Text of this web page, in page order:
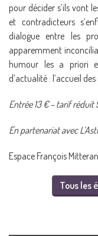
pour décider s’ils vont
et contradicteurs
dialogue entre les
apparemment
humour les a priori
d’actualité : l’accueil
Entrée 13 € – tarif réduit
En partenariat avec
Espace François
Tous les